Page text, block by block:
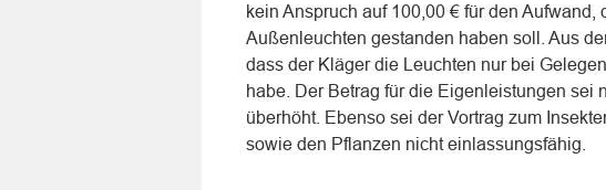
kein Anspruch auf 100,00 € für den Aufwand,
Außenleuchten gestanden haben soll. Aus
dass der Kläger die Leuchten nur bei
habe. Der Betrag für die Eigenleistungen sei
überhöht. Ebenso sei der Vortrag zum
sowie den Pflanzen nicht einlassungsfähig.